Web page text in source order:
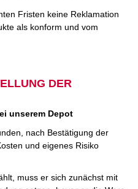
Fristen keine Reklamation
als konform und vom
DER
unserem Depot
nach Bestätigung der
und eigenes Risiko
muss er sich zunächst mit